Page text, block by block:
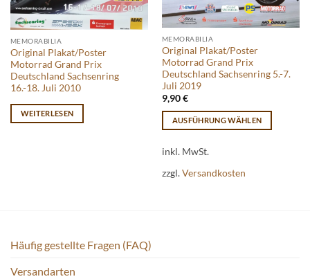
MEMORABILIA
Original Plakat/Poster
Motorrad Grand Prix
Deutschland Sachsenring
16.-18. Juli 2010
WEITERLESEN
MEMORABILIA
Original Plakat/Poster
Motorrad Grand Prix
Deutschland Sachsenring 5.-7.
Juli 2019
9,90€
AUSFÜHRUNG WÄHLEN
Produkt
mehrere
inkl. MwSt.
zzgl.Versandkosten
Häufig gestellte Fragen (FAQ)
Versandarten